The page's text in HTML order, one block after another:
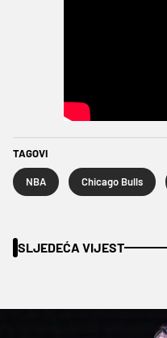
TAGOVI
NBA Chicago Bulls
SLJEDEĆA VIJEST